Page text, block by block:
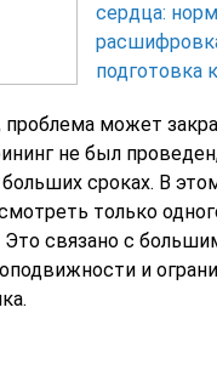
сердца:
подготовка
может
не был
сроках. В
только
связано с
и